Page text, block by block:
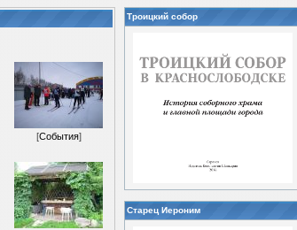
[События]
Троицкий собор
Старец Иероним